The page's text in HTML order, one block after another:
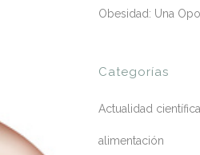
Obesidad: Una
Categorías
Actualidad científica
alimentación